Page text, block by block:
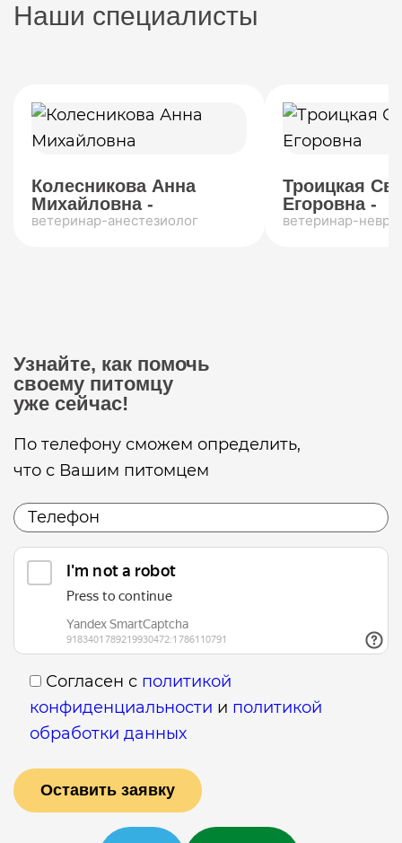
Наши специалисты
Колесникова Анна
Михайловна -
ветеринар-анестезиолог
Троицкая
Егоровна -
ветеринар-
Узнайте, как помочь
своему питомцу
уже сейчас!
По телефону сможем определить,
что с Вашим питомцем
Согласен с политикой
конфиденциальности и политикой
обработки данных